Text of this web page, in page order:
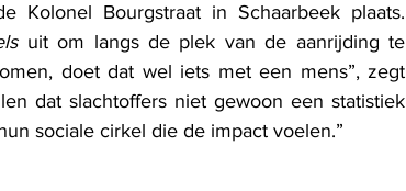
uit om langs de plek van de aanrijding te
doet dat wel iets met een mens”, zegt
dat slachtoffers niet gewoon een statistiek
sociale cirkel die de impact voelen.”